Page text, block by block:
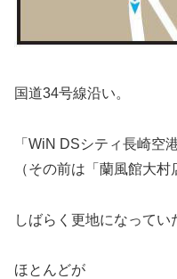
国道34号線沿い。
「WiN DSシティ長崎空
（その前は「蘭風館大村
しばらく更地になってい
ほとんどが